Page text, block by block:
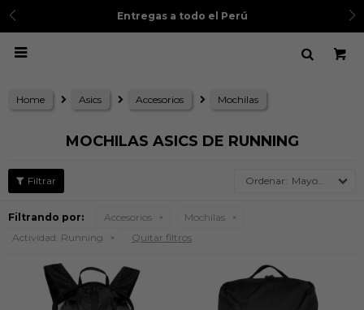
Entregas a todo el Perú

Home Asics Accesorios Mochilas
MOCHILAS ASICS DE RUNNING
Mayor precio
Filtrando por: Accesorios
Mochilas
Actividad: Running Quitar filtros